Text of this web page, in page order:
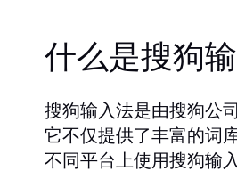
什么是搜狗
搜狗输入法是由搜狗公
它不仅提供了丰富的词
不同平台上使用搜狗输